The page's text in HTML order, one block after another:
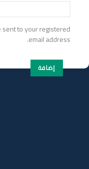
to your registered
email address.